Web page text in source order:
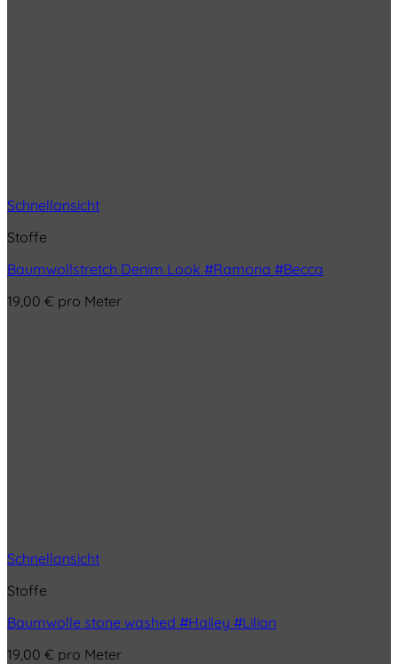
Schnellansicht
Stoffe
Baumwollstretch Denim Look #Ramona #Becca
19,00 € pro Meter
Schnellansicht
Stoffe
Baumwolle stone washed #Hailey #Lilian
19,00 € pro Meter